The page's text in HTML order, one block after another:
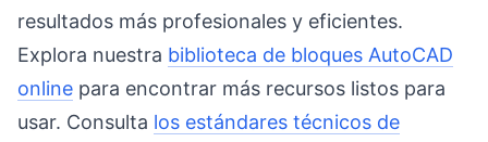
resultados más profesionales y eficientes.
Explora nuestra biblioteca de bloques AutoCAD
online para encontrar más recursos listos para
usar. Consulta los estándares técnicos de